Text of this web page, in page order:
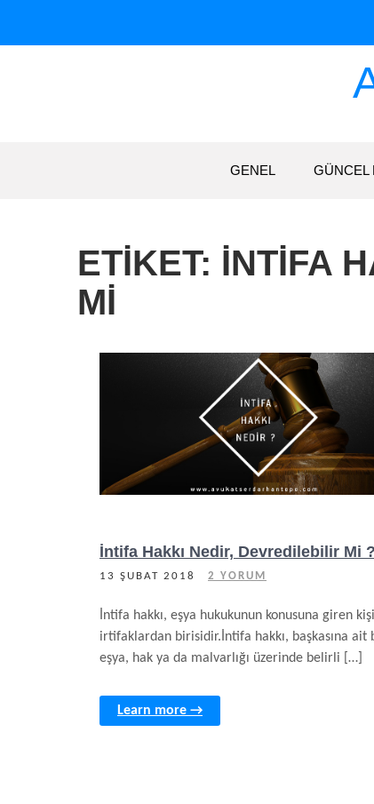
GENEL GÜNCEL
ETIKET: INTIFA
MI
İntifa Hakkı Nedir, Devredilebilir Mi ?
13 ŞUBAT 2018 2 YORUM
İntifa hakkı, eşya hukukunun konusuna giren
irtifaklardan birisidir.İntifa hakkı, başkasına ait
eşya, hak ya da malvarlığı üzerinde belirli […]
Learn more →